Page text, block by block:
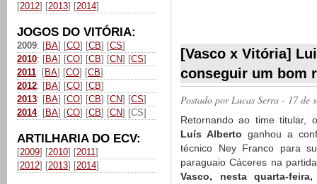
[2012] [2013] [2014]
JOGOS DO VITÓRIA:
2009: [BA] [CO] [CB] [CS]
2010: [BA] [CO] [CB] [CN] [CS]
2011: [BA] [CO] [CB]
2012: [BA] [CO] [CB]
2013: [BA] [CO] [CB] [CN] [CS]
2014: [BA] [CO] [CB] [CN] [CS]
ARTILHARIA DO ECV:
[2009] [2010] [2011]
[2012] [2013] [2014]
[Vasco x Vitória]
conseguir um bom
Postado porLucas Serra - 17 de
Retornando ao time titular,
Luís Alberto ganhou a
técnico Ney Franco para
paraguaio Cáceres na
Vasco, nesta quarta-